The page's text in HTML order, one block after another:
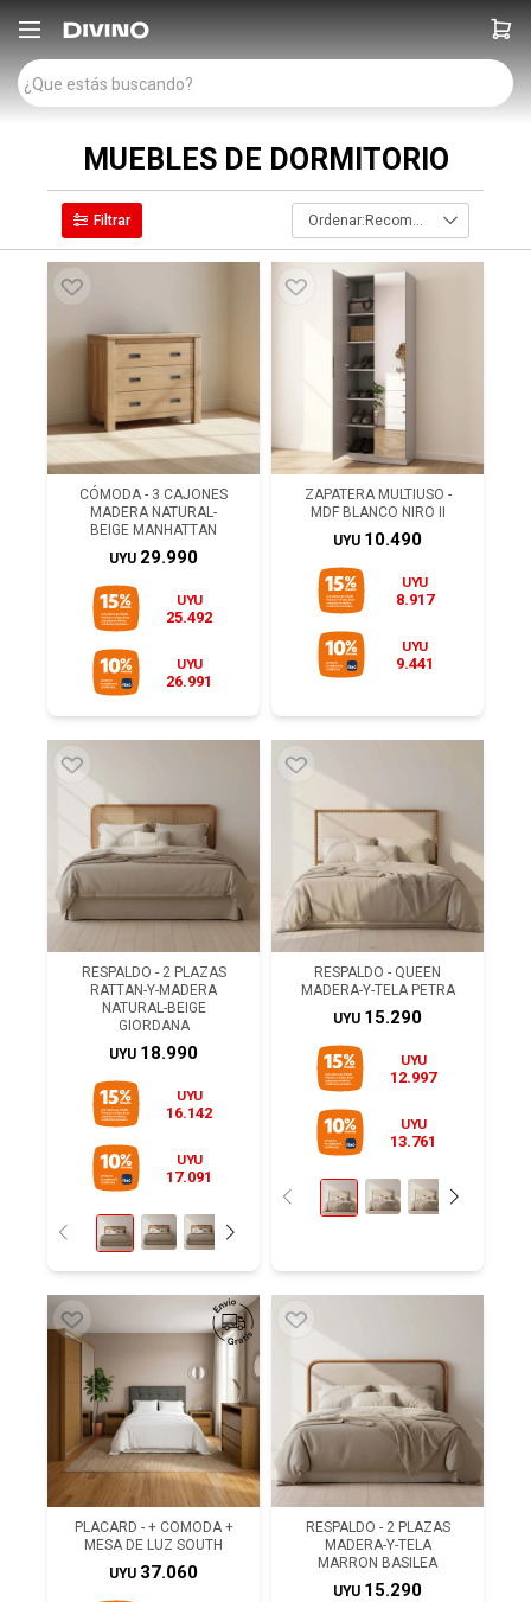

MUEBLES DE DORMITORIO
Recomendados
CÓMODA - 3 CAJONES
MADERA NATURAL-
BEIGE MANHATTAN
UYU 29.990
UYU
25.492
UYU
26.991
ZAPATERA MULTIUSO -
MDF BLANCO NIRO II
UYU 10.490
UYU
8.917
UYU
9.441
RESPALDO - 2 PLAZAS
RATTAN-Y-MADERA
NATURAL-BEIGE
GIORDANA
UYU 18.990
UYU
16.142
UYU
17.091
RESPALDO - QUEEN
MADERA-Y-TELA PETRA
UYU 15.290
UYU
12.997
UYU
13.761
PLACARD - + COMODA +
MESA DE LUZ SOUTH
UYU 37.060
RESPALDO - 2 PLAZAS
MADERA-Y-TELA
MARRON BASILEA
UYU 15.290